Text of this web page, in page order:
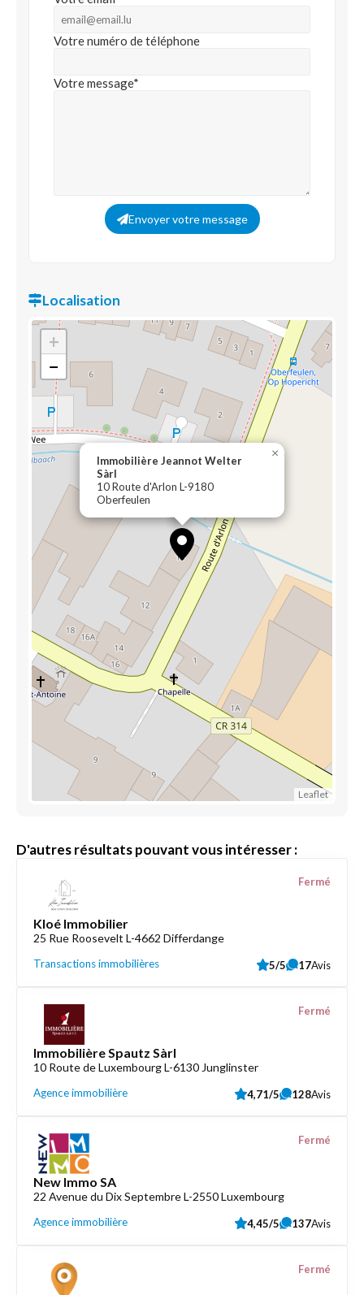
Votre numéro de téléphone
Votre message*
Envoyer votre message
Localisation
Immobilière Jeannot Welter
Sàrl
10 Route d'Arlon L-9180
Oberfeulen
×
+
−
Leaflet
D'autres résultats pouvant vous intéresser :
Kloé Immobilier
25 Rue Roosevelt L-4662 Differdange
Transactions immobilières
Fermé
5/5 17Avis
Immobilière Spautz Sàrl
10 Route de Luxembourg L-6130 Junglinster
Agence immobilière
Fermé
4,71/5 128Avis
New Immo SA
22 Avenue du Dix Septembre L-2550 Luxembourg
Agence immobilière
Fermé
4,45/5 137Avis
Fermé